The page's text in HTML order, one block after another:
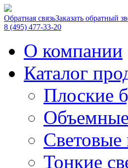
Обратная связьЗаказать обратный
8 (495) 477-33-20
О компании
Каталог
Плоские
Световые
Тонкие